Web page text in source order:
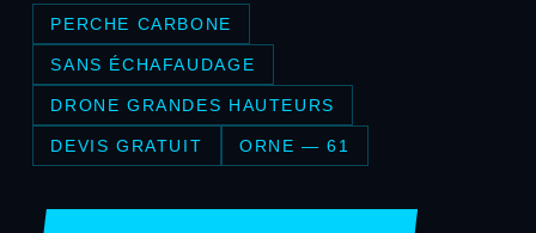
PERCHE CARBONE
SANS ÉCHAFAUDAGE
DRONE GRANDES HAUTEURS
DEVIS GRATUIT ORNE — 61